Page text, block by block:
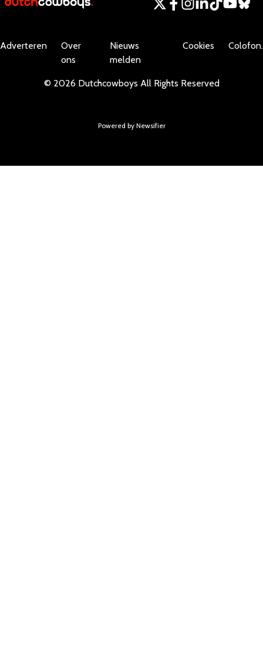
Adverteren
Over
ons
Nieuws
melden
Cookies Colofon.
© 2026 Dutchcowboys All Rights Reserved
Powered by Newsifier